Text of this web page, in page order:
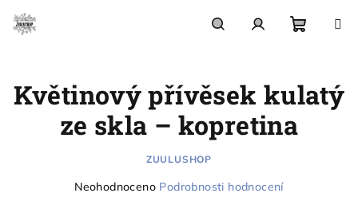
obsah
košík
Květinový přívěsek kulatý
ze skla – kopretina
ZUULUSHOP
Průměrné
Neohodnoceno Podrobnosti hodnocení